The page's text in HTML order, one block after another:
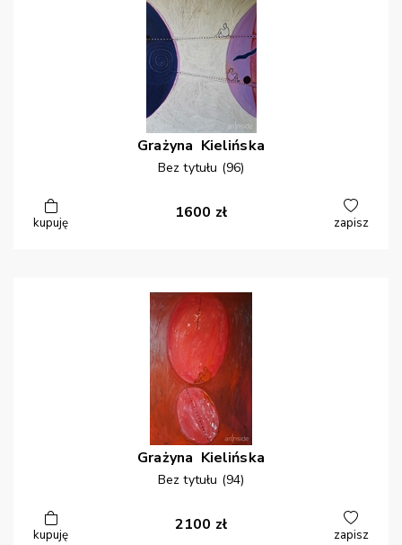
Grażyna Kielińska
Bez tytułu (96)
kupuję
1600 zł
zapisz
Grażyna Kielińska
Bez tytułu (94)
kupuję
2100 zł
zapisz